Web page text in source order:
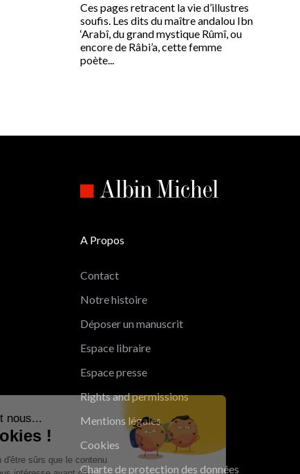
Salut c'est nous...
les Cookies !
On a attendu d'être sûrs que le contenu
Ces pages retracent la vie d’illustres
soufis. Les dits du maître andalou Ibn
‘Arabî, du grand mystique Rûmî, ou
encore de Râbi’a, cette femme
poète...
A Propos
Contact
Notre histoire
Déposer un manuscrit
Espace libraire
Espace presse
Rights and permissions
Mentions légales
Cookies
Charte de protection des données